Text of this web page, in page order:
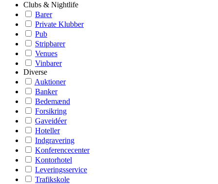
Clubs & Nightlife
Barer
Private Klubber
Pub
Stripbarer
Venues
Vinbarer
Diverse
Auktioner
Banker
Bedemænd
Forsikring
Gaveidéer
Hoteller
Indgravering
Konferencecenter
Kontorhotel
Leveringsservice
Trafikskole